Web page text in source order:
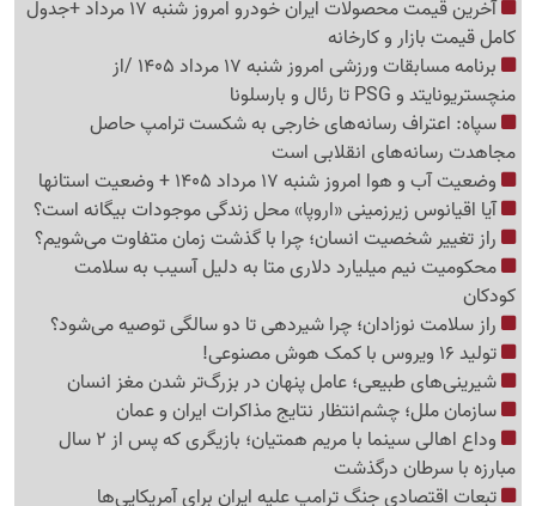
آخرین قیمت محصولات ایران خودرو امروز شنبه 17 مرداد +جدول
کامل قیمت بازار و کارخانه
برنامه مسابقات ورزشی امروز شنبه 17 مرداد 1405 /از
منچستریونایتد و PSG تا رئال و بارسلونا
سپاه: اعتراف رسانه‌های خارجی به شکست ترامپ حاصل
مجاهدت رسانه‌های انقلابی است
وضعیت آب و هوا امروز شنبه 17 مرداد 1405 + وضعیت استانها
آیا اقیانوس زیرزمینی «اروپا» محل زندگی موجودات بیگانه است؟
راز تغییر شخصیت انسان؛ چرا با گذشت زمان متفاوت می‌شویم؟
محکومیت نیم میلیارد دلاری متا به دلیل آسیب به سلامت
کودکان
راز سلامت نوزادان؛ چرا شیردهی تا دو سالگی توصیه می‌شود؟
تولید 16 ویروس با کمک هوش مصنوعی!
شیرینی‌های طبیعی؛ عامل پنهان در بزرگ‌تر شدن مغز انسان
سازمان ملل؛ چشم‌انتظار نتایج مذاکرات ایران و عمان
وداع اهالی سینما با مریم همتیان؛ بازیگری که پس از 2 سال
مبارزه با سرطان درگذشت
تبعات اقتصادی جنگ ترامپ علیه ایران برای آمریکایی‌ها